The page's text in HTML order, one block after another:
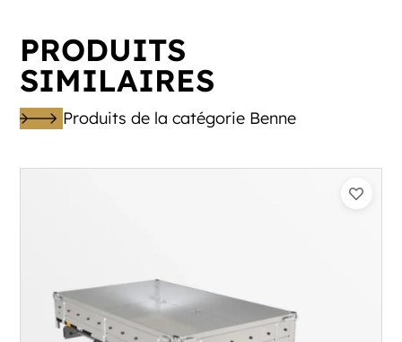
PRODUITS
SIMILAIRES
Produits de la catégorie Benne